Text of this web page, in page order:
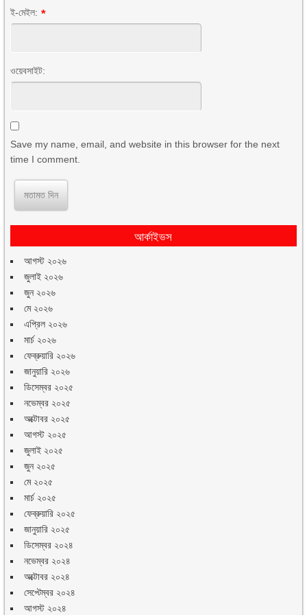
ই-মেইল: *
ওয়েবসাইট:
Save my name, email, and website in this browser for the next
time I comment.
আর্কাইভস
আগস্ট ২০২৬
জুলাই ২০২৬
জুন ২০২৬
মে ২০২৬
এপ্রিল ২০২৬
মার্চ ২০২৬
ফেব্রুয়ারি ২০২৬
জানুয়ারি ২০২৬
ডিসেম্বর ২০২৫
নভেম্বর ২০২৫
অক্টোবর ২০২৫
আগস্ট ২০২৫
জুলাই ২০২৫
জুন ২০২৫
মে ২০২৫
মার্চ ২০২৫
ফেব্রুয়ারি ২০২৫
জানুয়ারি ২০২৫
ডিসেম্বর ২০২৪
নভেম্বর ২০২৪
অক্টোবর ২০২৪
সেপ্টেম্বর ২০২৪
আগস্ট ২০২৪